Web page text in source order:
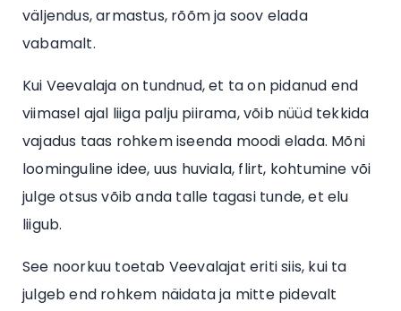
väljendus, armastus, rõõm ja soov elada
vabamalt.
Kui Veevalaja on tundnud, et ta on pidanud end
viimasel ajal liiga palju piirama, võib nüüd tekkida
vajadus taas rohkem iseenda moodi elada. Mõni
loominguline idee, uus huviala, flirt, kohtumine või
julge otsus võib anda talle tagasi tunde, et elu
liigub.
See noorkuu toetab Veevalajat eriti siis, kui ta
julgeb end rohkem näidata ja mitte pidevalt